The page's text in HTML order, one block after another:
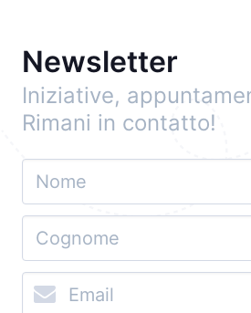
Newsletter
Iniziative,
Rimani in contatto!